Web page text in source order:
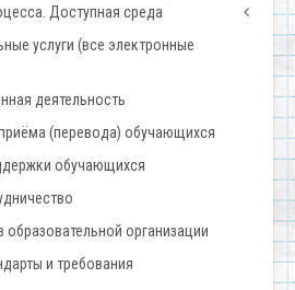
Доступная среда
услуги (все электронные
деятельность
(перевода) обучающихся
обучающихся
образовательной организации
и требования